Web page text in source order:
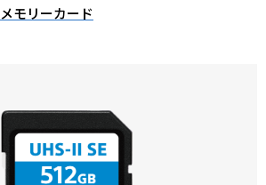
モリーカード